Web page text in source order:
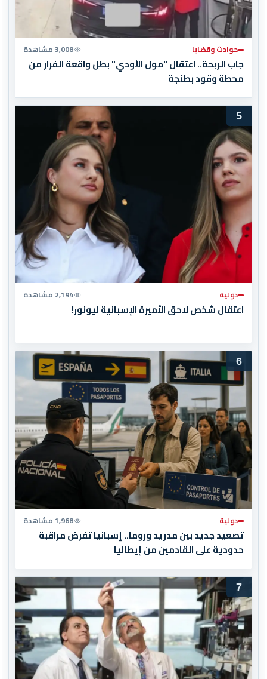
حوادث وقضايا 3,008 مشاهدة
جاب الربحة.. اعتقال "مول الأودي" بطل واقعة الفرار من
محطة وقود بطنجة
5
دولية 2,194 مشاهدة
اعتقال شخص لاحق الأميرة الإسبانية ليونور!
6
دولية 1,968 مشاهدة
تصعيد جديد بين مدريد وروما.. إسبانيا تفرض مراقبة
حدودية على القادمين من إيطاليا
7